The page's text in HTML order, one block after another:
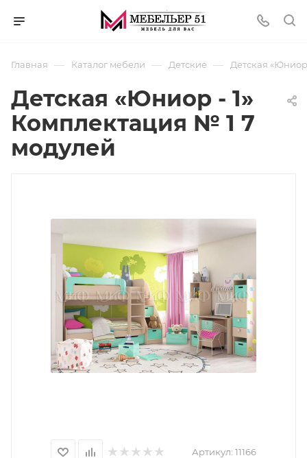
Главная — Каталог мебели — Детские — Детская
Детская «Юниор - 1»
Комплектация № 1 7
модулей
Артикул: 11166